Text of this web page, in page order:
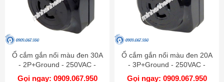
Ổ cắm gắn nổi màu đen 30A
- 2P+Ground - 250VAC -
Model WK2330
Gọi ngay: 0909.067.950
Ổ cắm gắn nổi màu đen 20A
- 3P+Ground - 250VAC -
Model WK2420K
Gọi ngay: 0909.067.950